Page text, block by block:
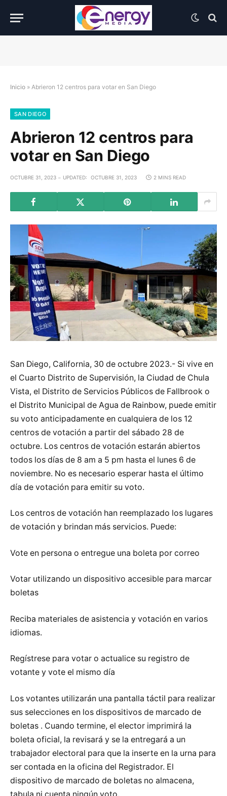
Inicio » Abrieron 12 centros para votar en San Diego
SAN DIEGO
Abrieron 12 centros para
votar en San Diego
OCTUBRE 31, 2023 UPDATED: OCTUBRE 31, 2023 2 MINS READ
San Diego, California, 30 de octubre 2023.- Si vive en
el Cuarto Distrito de Supervisión, la Ciudad de Chula
Vista, el Distrito de Servicios Públicos de Fallbrook o
el Distrito Municipal de Agua de Rainbow, puede emitir
su voto anticipadamente en cualquiera de los 12
centros de votación a partir del sábado 28 de
octubre. Los centros de votación estarán abiertos
todos los días de 8 am a 5 pm hasta el lunes 6 de
noviembre. No es necesario esperar hasta el último
día de votación para emitir su voto.
Los centros de votación han reemplazado los lugares
de votación y brindan más servicios. Puede:
Vote en persona o entregue una boleta por correo
Votar utilizando un dispositivo accesible para marcar
boletas
Reciba materiales de asistencia y votación en varios
idiomas.
Regístrese para votar o actualice su registro de
votante y vote el mismo día
Los votantes utilizarán una pantalla táctil para realizar
sus selecciones en los dispositivos de marcado de
boletas . Cuando termine, el elector imprimirá la
boleta oficial, la revisará y se la entregará a un
trabajador electoral para que la inserte en la urna para
ser contada en la oficina del Registrador. El
dispositivo de marcado de boletas no almacena,